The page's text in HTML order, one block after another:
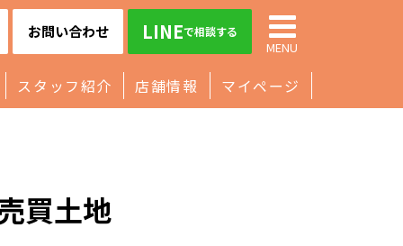
お問い合わせ LINEで相談する
MENU
スタッフ紹介 店舗情報 マイページ
買土地